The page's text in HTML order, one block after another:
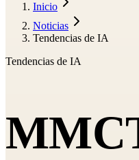
Inicio
Noticias
Tendencias de IA
Tendencias de IA